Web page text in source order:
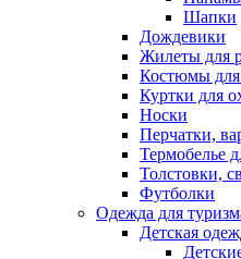
Шапки
Дождевики
Жилеты для
Костюмы
Куртки для
Носки
Перчатки,
Термобелье
Толстовки,
Футболки
Одежда для
Детская